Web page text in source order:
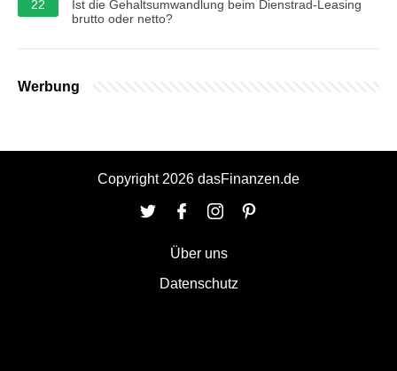
22
Ist die Gehaltsumwandlung beim Dienstrad-Leasing
brutto oder netto?
Werbung
Copyright 2026 dasFinanzen.de
Über uns
Datenschutz